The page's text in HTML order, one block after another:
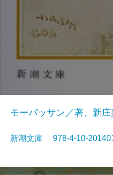
モーパッサン／著、新庄
新潮文庫 978-4-10-